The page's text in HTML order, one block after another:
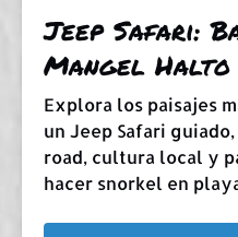
Jeep Safari:
Mangel Halto
Explora los paisajes
un Jeep Safari
road, cultura local y
hacer snorkel en